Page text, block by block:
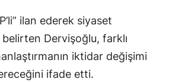
ilan ederek siyaset
belirten Dervişoğlu, farklı
iktidar değişimi
ifade etti.